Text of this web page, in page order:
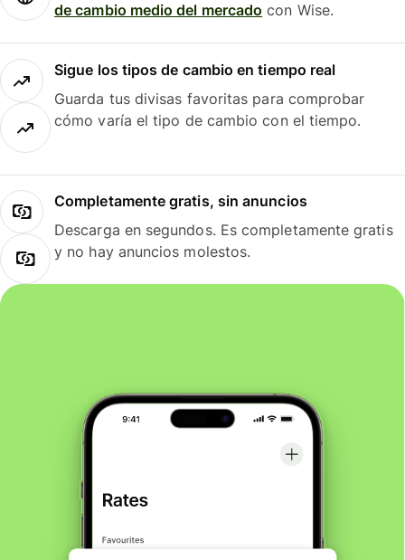
de cambio medio del mercado con Wise.
Sigue los tipos de cambio en tiempo real
Guarda tus divisas favoritas para comprobar
cómo varía el tipo de cambio con el tiempo.
Completamente gratis, sin anuncios
Descarga en segundos. Es completamente gratis
y no hay anuncios molestos.